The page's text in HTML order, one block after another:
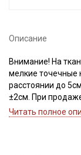
Описание
Внимание! На
мелкие точечные
расстоянии до
±2см. При
перекоса ткани
Читать полное